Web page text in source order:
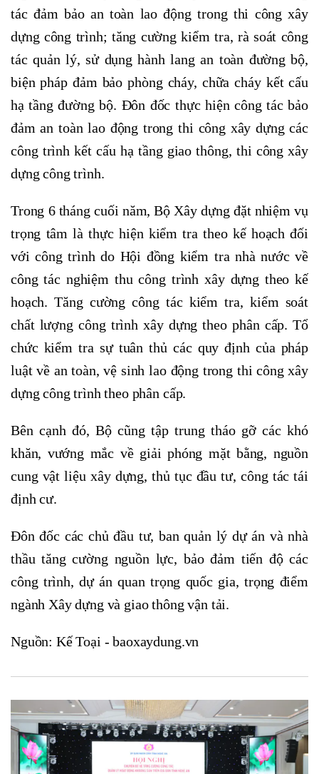
tác đảm bảo an toàn lao động trong thi công xây
dựng công trình; tăng cường kiểm tra, rà soát công
tác quản lý, sử dụng hành lang an toàn đường bộ,
biện pháp đảm bảo phòng cháy, chữa cháy kết cấu
hạ tầng đường bộ. Đôn đốc thực hiện công tác bảo
đảm an toàn lao động trong thi công xây dựng các
công trình kết cấu hạ tầng giao thông, thi công xây
dựng công trình.
Trong 6 tháng cuối năm, Bộ Xây dựng đặt nhiệm vụ
trọng tâm là thực hiện kiểm tra theo kế hoạch đối
với công trình do Hội đồng kiểm tra nhà nước về
công tác nghiệm thu công trình xây dựng theo kế
hoạch. Tăng cường công tác kiểm tra, kiểm soát
chất lượng công trình xây dựng theo phân cấp. Tổ
chức kiểm tra sự tuân thủ các quy định của pháp
luật về an toàn, vệ sinh lao động trong thi công xây
dựng công trình theo phân cấp.
Bên cạnh đó, Bộ cũng tập trung tháo gỡ các khó
khăn, vướng mắc về giải phóng mặt bằng, nguồn
cung vật liệu xây dựng, thủ tục đầu tư, công tác tái
định cư.
Đôn đốc các chủ đầu tư, ban quản lý dự án và nhà
thầu tăng cường nguồn lực, bảo đảm tiến độ các
công trình, dự án quan trọng quốc gia, trọng điểm
ngành Xây dựng và giao thông vận tải.
Nguồn: Kế Toại - baoxaydung.vn